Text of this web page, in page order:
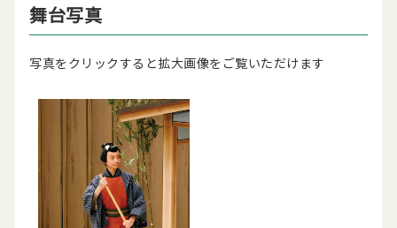
舞台写真
写真をクリックすると拡大画像をご覧いただけます